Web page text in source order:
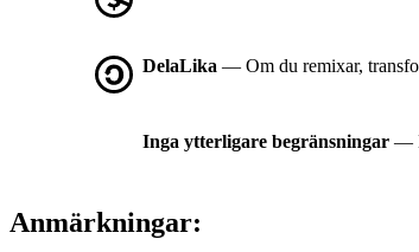
DelaLika — Om du remixar,
Inga ytterligare begränsningar —
Anmärkningar: